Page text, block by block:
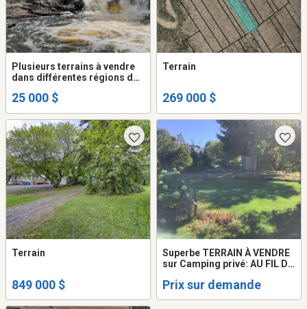
Plusieurs terrains à vendre
dans différentes régions du
campagne...
25 000 $
Terrain
269 000 $
Terrain
849 000 $
Superbe TERRAIN À VENDRE
sur Camping privé: AU FIL DU
Prix sur demande